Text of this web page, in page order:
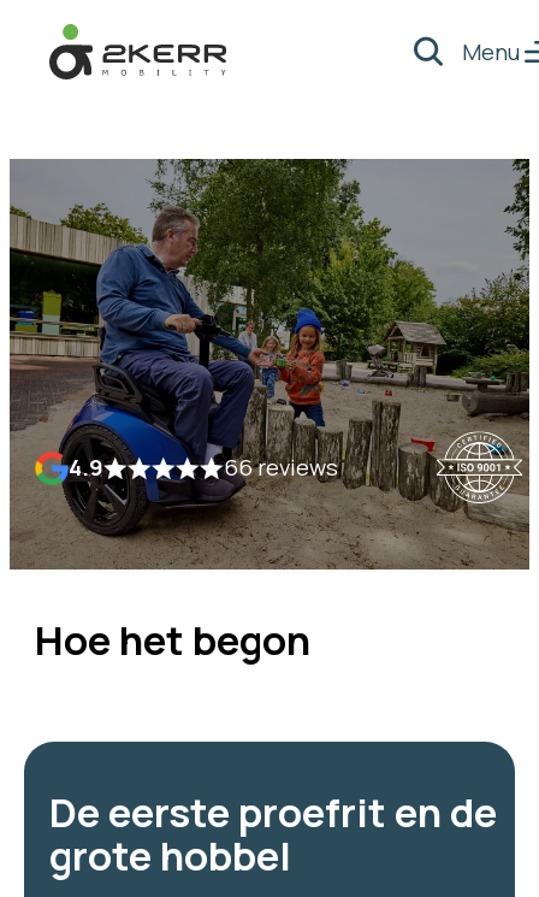
Zoeken
Menu
4.9 66 reviews
Hoe het begon
De eerste proefrit en de
grote hobbel